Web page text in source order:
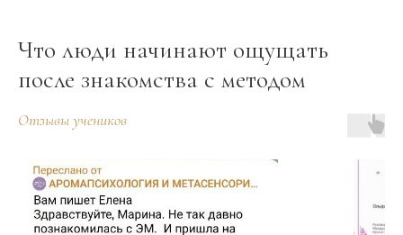
Что люди начинают ощущать
после знакомства с методом
Отзывы учеников